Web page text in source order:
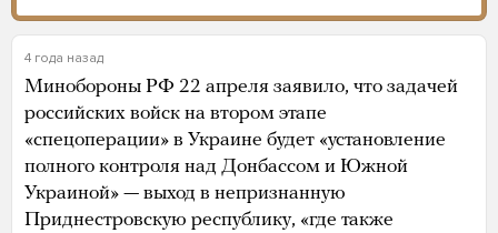
4 года назад
Минобороны РФ 22 апреля заявило, что задачей
российских войск на втором этапе
«спецоперации» в Украине будет «установление
полного контроля над Донбассом и Южной
Украиной» — выход в непризнанную
Приднестровскую республику, «где также